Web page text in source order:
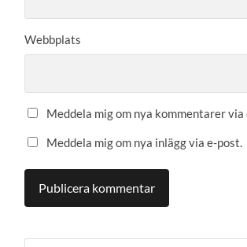
Webbplats
Meddela mig om nya kommentarer via
Meddela mig om nya inlägg via e-post.